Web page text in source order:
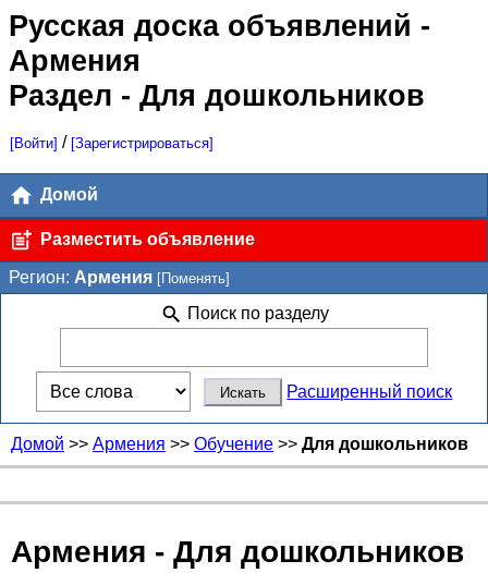
Русская доска объявлений -
Армения
Раздел - Для дошкольников
[Войти] / [Зарегистрироваться]
Домой
Разместить объявление
Регион: Армения [Поменять]
Поиск по разделу
Расширенный поиск
Домой >> Армения >> Обучение >> Для дошкольников
Армения - Для дошкольников